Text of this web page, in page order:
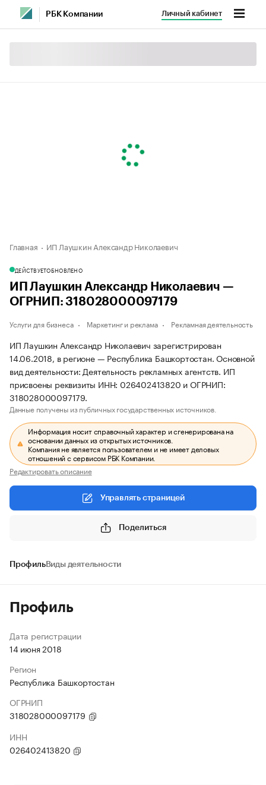
РБК Компании Личный кабинет
Главная ИП Лаушкин Александр Николаевич
ДЕЙСТВУЕТОБНОВЛЕНО
ИП Лаушкин Александр Николаевич —
ОГРНИП: 318028000097179
Услуги для бизнеса Маркетинг и реклама Рекламная деятельность
ИП Лаушкин Александр Николаевич зарегистрирован
14.06.2018, в регионе — Республика Башкортостан. Основной
вид деятельности: Деятельность рекламных агентств. ИП
присвоены реквизиты ИНН: 026402413820 и ОГРНИП:
318028000097179.
Данные получены из публичных государственных источников.
Информация носит справочный характер и сгенерирована на
основании данных из открытых источников.
Компания не является пользователем и не имеет деловых
отношений с сервисом РБК Компании.
Редактировать описание
Управлять страницей
Поделиться
ПрофильВиды деятельности
Профиль
Дата регистрации
14 июня 2018
Регион
Республика Башкортостан
ОГРНИП
318028000097179
ИНН
026402413820